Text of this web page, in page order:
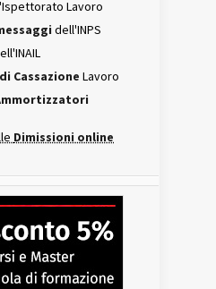
Lavoro
dell'INPS
Cassazione Lavoro
Dimissioni online